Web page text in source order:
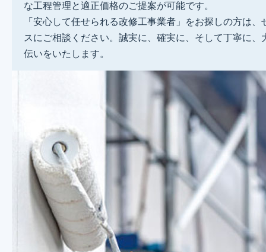
な工程管理と適正価格のご提案が可能です。
「安心して任せられる改修工事業者」をお探しの方は
スにご相談ください。誠実に、確実に、そして丁寧に、
伝いをいたします。